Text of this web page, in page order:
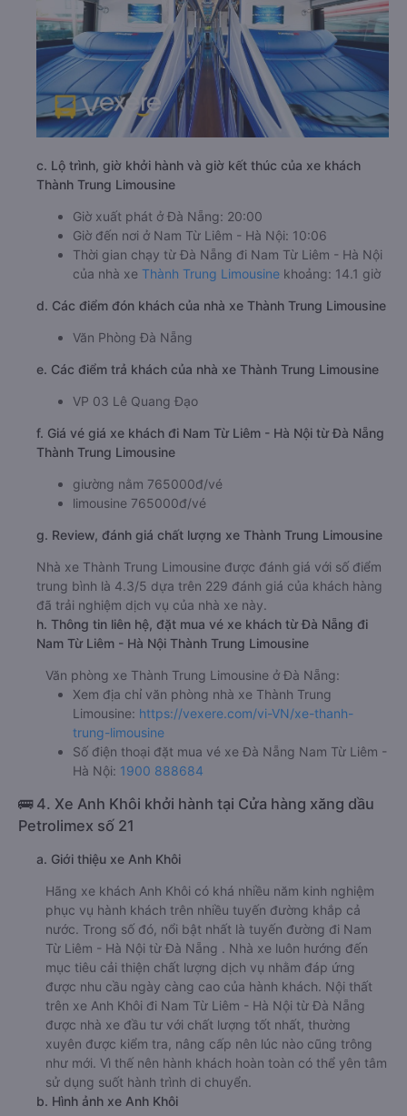
c. Lộ trình, giờ khởi hành và giờ kết thúc của xe khách
Thành Trung Limousine
Giờ xuất phát ở Đà Nẵng: 20:00
Giờ đến nơi ở Nam Từ Liêm - Hà Nội: 10:06
Thời gian chạy từ Đà Nẵng đi Nam Từ Liêm - Hà Nội
của nhà xe Thành Trung Limousine khoảng: 14.1 giờ
d. Các điểm đón khách của nhà xe Thành Trung Limousine
Văn Phòng Đà Nẵng
e. Các điểm trả khách của nhà xe Thành Trung Limousine
VP 03 Lê Quang Đạo
f. Giá vé giá xe khách đi Nam Từ Liêm - Hà Nội từ Đà Nẵng
Thành Trung Limousine
giường nằm 765000đ/vé
limousine 765000đ/vé
g. Review, đánh giá chất lượng xe Thành Trung Limousine
Nhà xe Thành Trung Limousine được đánh giá với số điểm
trung bình là 4.3/5 dựa trên 229 đánh giá của khách hàng
đã trải nghiệm dịch vụ của nhà xe này.
h. Thông tin liên hệ, đặt mua vé xe khách từ Đà Nẵng đi
Nam Từ Liêm - Hà Nội Thành Trung Limousine
Văn phòng xe Thành Trung Limousine ở Đà Nẵng:
Xem địa chỉ văn phòng nhà xe Thành Trung
Limousine: https://vexere.com/vi-VN/xe-thanh-
trung-limousine
Số điện thoại đặt mua vé xe Đà Nẵng Nam Từ Liêm -
Hà Nội: 1900 888684
🚌 4. Xe Anh Khôi khởi hành tại Cửa hàng xăng dầu
Petrolimex số 21
a. Giới thiệu xe Anh Khôi
Hãng xe khách Anh Khôi có khá nhiều năm kinh nghiệm
phục vụ hành khách trên nhiều tuyến đường khắp cả
nước. Trong số đó, nổi bật nhất là tuyến đường đi Nam
Từ Liêm - Hà Nội từ Đà Nẵng . Nhà xe luôn hướng đến
mục tiêu cải thiện chất lượng dịch vụ nhằm đáp ứng
được nhu cầu ngày càng cao của hành khách. Nội thất
trên xe Anh Khôi đi Nam Từ Liêm - Hà Nội từ Đà Nẵng
được nhà xe đầu tư với chất lượng tốt nhất, thường
xuyên được kiểm tra, nâng cấp nên lúc nào cũng trông
như mới. Vì thế nên hành khách hoàn toàn có thể yên tâm
sử dụng suốt hành trình di chuyển.
b. Hình ảnh xe Anh Khôi